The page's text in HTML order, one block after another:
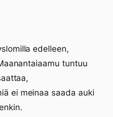
edelleen,
tuntuu
ei meinaa saada auki